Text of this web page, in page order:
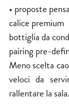
• proposte
calice premium
bottiglia da
pairing pre-
Meno scelta
veloci da
rallentare la sala.